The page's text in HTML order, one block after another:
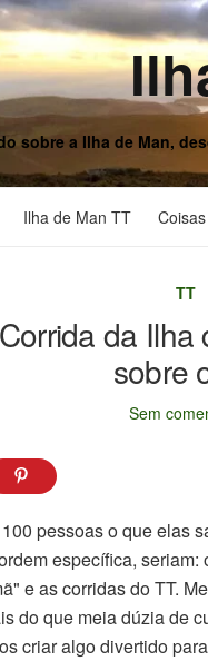
sobre a Ilha de Man,
Ilha de Man TT
TT
da
sobre
Sem
pessoas o que elas
específica,
e as corridas do TT.
do que meia dúzia de
criar algo divertido